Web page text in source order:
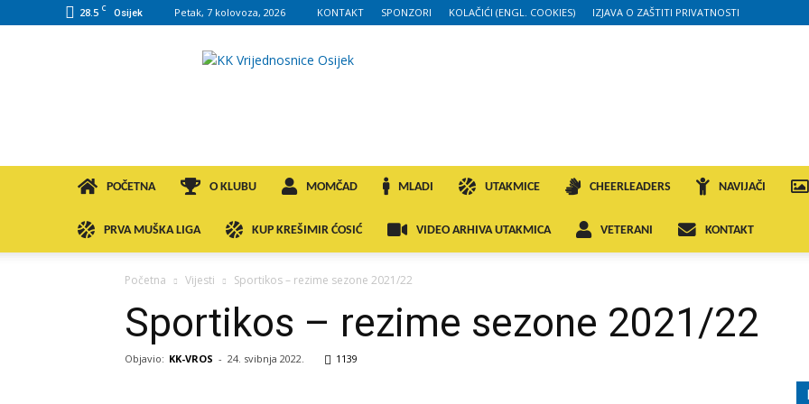
28.5 C Osijek Petak, 7 kolovoza, 2026 KONTAKT SPONZORI KOLAČIĆI (ENGL. COOKIES) IZJAVA O ZAŠTITI PRIVATNOSTI
POČETNA O KLUBU MOMČAD MLADI UTAKMICE CHEERLEADERS NAVIJAČI
PRVA MUŠKA LIGA KUP KREŠIMIR ĆOSIĆ VIDEO ARHIVA UTAKMICA VETERANI KONTAKT
Početna Vijesti Sportikos – rezime sezone 2021/22
Sportikos – rezime sezone 2021/22
Objavio: KK-VROS - 24. svibnja 2022. 1139